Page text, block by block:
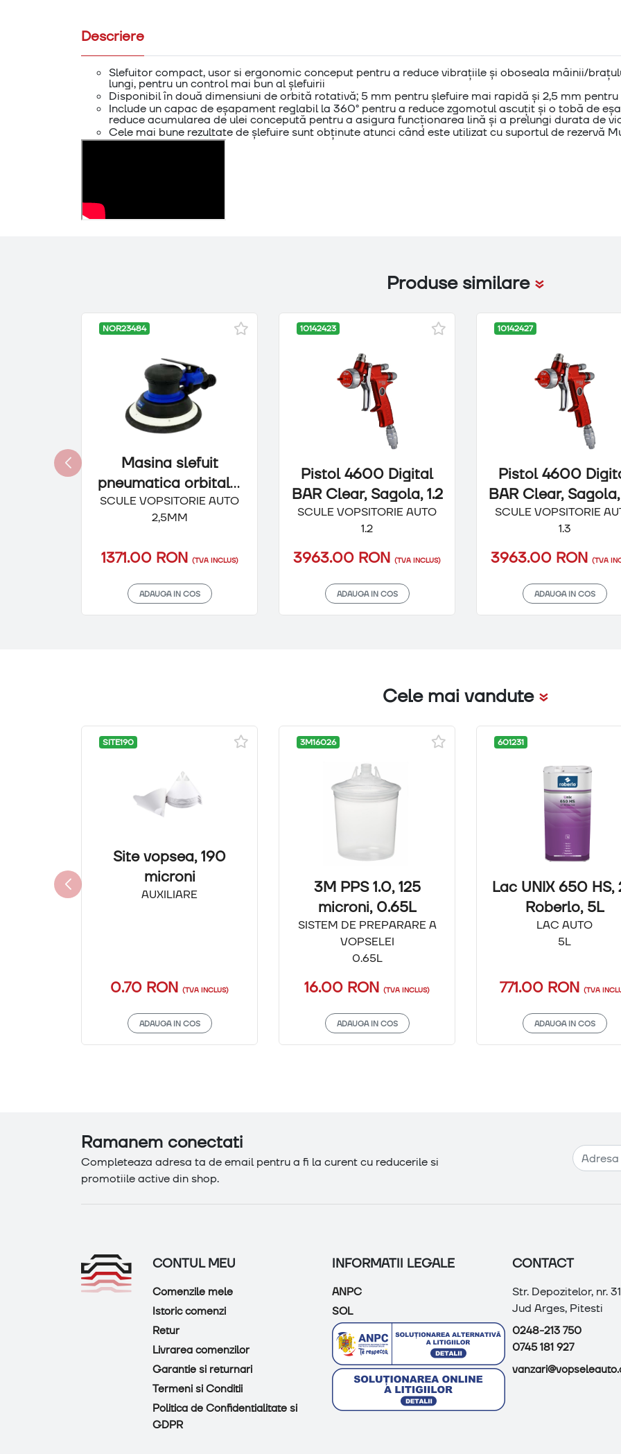
Descriere
Slefuitor compact, usor si ergonomic conceput pentru a reduce vibrațiile și oboseala mâinii/
lungi, pentru un control mai bun al șlefuirii
Disponibil în două dimensiuni de orbită rotativă; 5 mm pentru șlefuire mai rapidă și 2,5 mm pentru
Include un capac de eșapament reglabil la 360° pentru a reduce zgomotul ascuțit și o tobă de
reduce acumularea de ulei concepută pentru a asigura funcționarea lină și a prelungi durata de
Cele mai bune rezultate de șlefuire sunt obținute atunci când este utilizat cu suportul de rezervă
Produse similare
Masina slefuit
pneumatica orbitala,
NORTON, 2,5mm
SCULE VOPSITORIE AUTO
NOR23484
2,5MM
1371.00 RON (TVA INCLUS)
ADAUGA IN COS
Pistol 4600 Digital
BAR Clear, Sagola, 1.2
SCULE VOPSITORIE AUTO
10142423
1.2
3963.00 RON (TVA INCLUS)
ADAUGA IN COS
Pistol 4600
BAR Clear, Sagola,
SCULE VOPSITORIE
10142427
1.3
3963.00 RON (TVA
ADAUGA IN COS
Cele mai vandute
Site vopsea, 190
microni
AUXILIARE
SITE190
0.70 RON (TVA INCLUS)
ADAUGA IN COS
3M PPS 1.0, 125
microni, 0.65L
SISTEM DE PREPARARE A
VOPSELEI
3M16026
0.65L
16.00 RON (TVA INCLUS)
ADAUGA IN COS
Lac UNIX 650 HS,
Roberlo, 5L
LAC AUTO
601231
5L
771.00 RON (TVA
ADAUGA IN COS
Ramanem conectati
Completeaza adresa ta de email pentru a fi la curent cu reducerile si
promotiile active din shop.
Adresa de e-mail
CONTUL MEU
Comenzile mele
Istoric comenzi
Retur
Livrarea comenzilor
Garantie si returnari
Termeni si Conditii
Politica de Confidentialitate si
GDPR
INFORMATII LEGALE
ANPC
SOL
CONTACT
Str. Depozitelor, nr.
Jud Arges, Pitesti
0248-213 750
0745 181 927